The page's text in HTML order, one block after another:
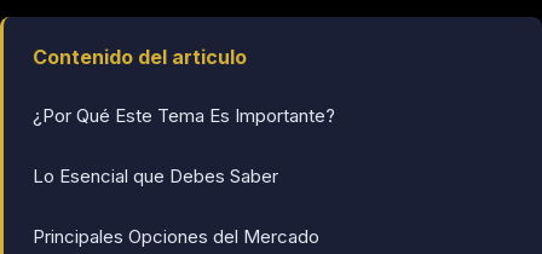
Contenido del articulo
¿Por Qué Este Tema Es Importante?
Lo Esencial que Debes Saber
Principales Opciones del Mercado